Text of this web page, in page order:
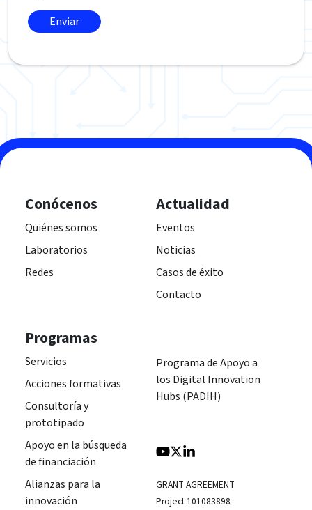
Conócenos
Quiénes somos
Laboratorios
Redes
Actualidad
Eventos
Noticias
Casos de éxito
Contacto
Programas
Servicios
Acciones formativas
Consultoría y
prototipado
Apoyo en la búsqueda
de financiación
Alianzas para la
innovación
Programa de Apoyo a
los Digital Innovation
Hubs (PADIH)
GRANT AGREEMENT
Project 101083898